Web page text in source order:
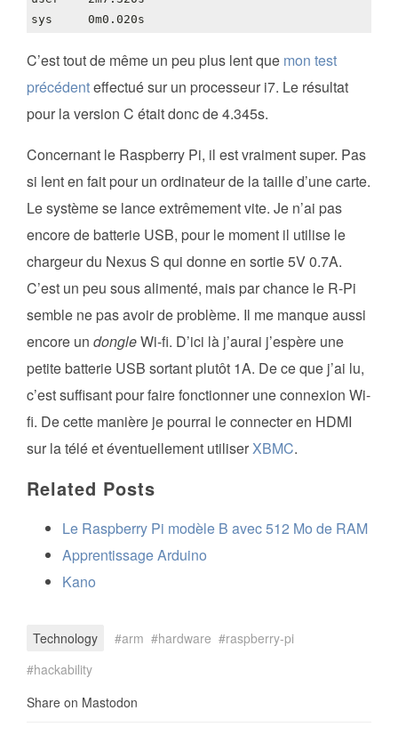
C’est tout de même un peu plus lent que mon test
précédenteffectué sur un processeur i7. Le résultat
pour la version C était donc de 4.345s.
Concernant le Raspberry Pi, il est vraiment super. Pas
si lent en fait pour un ordinateur de la taille d’une carte.
Le système se lance extrêmement vite. Je n’ai pas
encore de batterie USB, pour le moment il utilise le
chargeur du Nexus S qui donne en sortie 5V 0.7A.
C’est un peu sous alimenté, mais par chance le R-Pi
semble ne pas avoir de problème. Il me manque aussi
encore un dongleWi-fi. D’ici là j’aurai j’espère une
petite batterie USB sortant plutôt 1A. De ce que j’ai lu,
c’est suffisant pour faire fonctionner une connexion Wi-
fi. De cette manière je pourrai le connecter en HDMI
sur la télé et éventuellement utiliserXBMC.
Related Posts
Le Raspberry Pi modèle B avec 512 Mo de RAM
Apprentissage Arduino
Kano
Technology arm hardware
raspberry-pi
hackability
Share on Mastodon